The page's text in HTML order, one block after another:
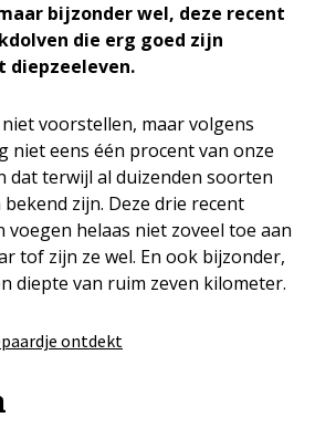
bijzonder wel, deze recent
die erg goed zijn
diepzeeleven.
voorstellen, maar volgens
niet eens één procent van onze
dat terwijl al duizenden soorten
zijn. Deze drie recent
helaas niet zoveel toe aan
tof zijn ze wel. En ook bijzonder,
diepte van ruim zeven kilometer.
ontdekt